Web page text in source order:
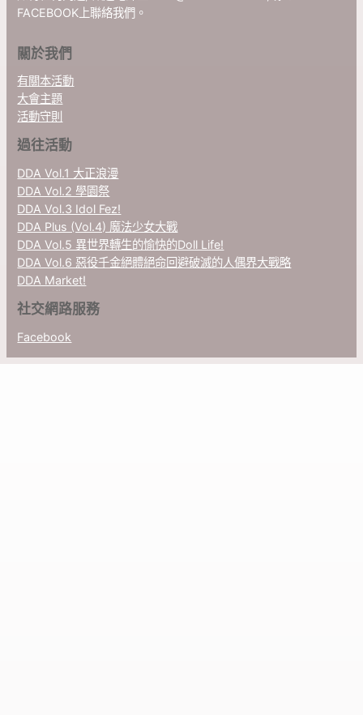
FACEBOOK上聯絡我們。
關於我們
有關本活動
大會主題
活動守則
過往活動
DDA Vol.1 大正浪漫
DDA Vol.2 學園祭
DDA Vol.3 Idol Fez!
DDA Plus (Vol.4) 魔法少女大戰
DDA Vol.5 異世界轉生的愉快的Doll Life!
DDA Vol.6 惡役千金絕體絕命回避破滅的人偶界大戰略
DDA Market!
社交網路服務
Facebook